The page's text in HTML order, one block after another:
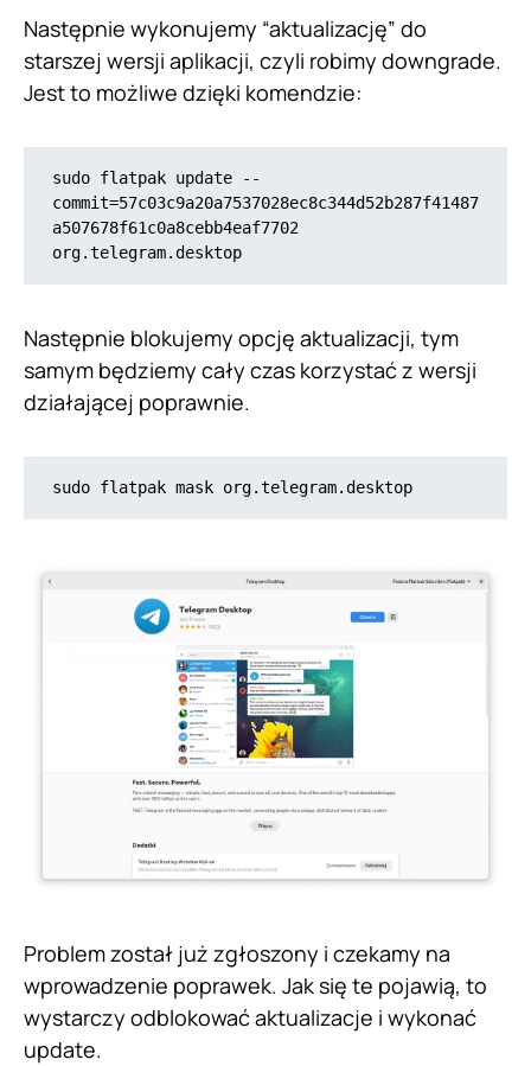
Następnie wykonujemy “aktualizację” do
starszej wersji aplikacji, czyli robimy downgrade.
Jest to możliwe dzięki komendzie:
sudo flatpak update --
commit=57c03c9a20a7537028ec8c344d52b287f41487
a507678f61c0a8cebb4eaf7702
org.telegram.desktop
Następnie blokujemy opcję aktualizacji, tym
samym będziemy cały czas korzystać z wersji
działającej poprawnie.
sudo flatpak mask org.telegram.desktop
Problem został już zgłoszony i czekamy na
wprowadzenie poprawek. Jak się te pojawią, to
wystarczy odblokować aktualizacje i wykonać
update.